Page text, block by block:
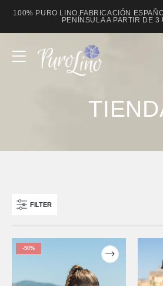
100% PURO LINO FABRICACIÓN
PENÍNSULA A PARTIR DE 3
FILTER
-50%